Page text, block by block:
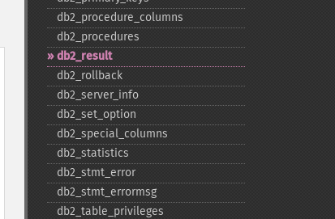
db2_​procedure_​columns
db2_​procedures
db2_​result
db2_​rollback
db2_​server_​info
db2_​set_​option
db2_​special_​columns
db2_​statistics
db2_​stmt_​error
db2_​stmt_​errormsg
db2_​table_​privileges